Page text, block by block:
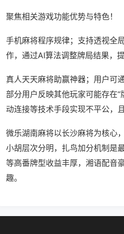
聚焦相关游戏功能优势与特色！
手机麻将程序规律；支持透视全
作，通过AI算法调整牌局结果，提
真人天天麻将助赢神器；用户可
部分用户反映其他玩家可能存在
动连接等技术手段实现不平公，且
微乐湖南麻将以长沙麻将为核心
小胡层次分明，扎鸟加分机制是
等高番牌型收益丰厚，湘语配音
趣。